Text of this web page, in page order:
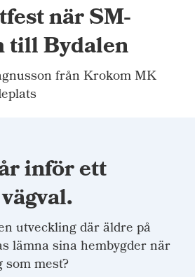
när SM-
till Bydalen
från Krokom MK
inför ett
utveckling där äldre på
lämna sina hembygder när
som mest?